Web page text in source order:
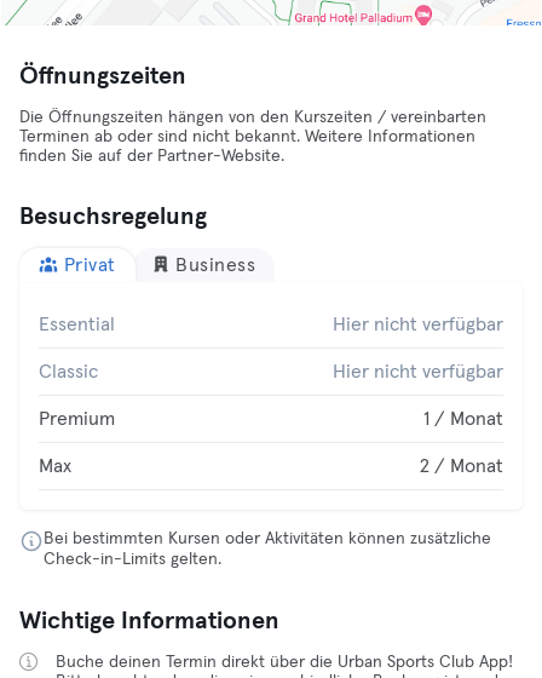
Öffnungszeiten
Die Öffnungszeiten hängen von den Kurszeiten / vereinbarten
Terminen ab oder sind nicht bekannt. Weitere Informationen
finden Sie auf der Partner-Website.
Besuchsregelung
Privat Business
Essential Hier nicht verfügbar
Classic Hier nicht verfügbar
Premium 1 / Monat
Max 2 / Monat
Bei bestimmten Kursen oder Aktivitäten können zusätzliche
Check-in-Limits gelten.
Wichtige Informationen
Buche deinen Termin direkt über die Urban Sports Club App!